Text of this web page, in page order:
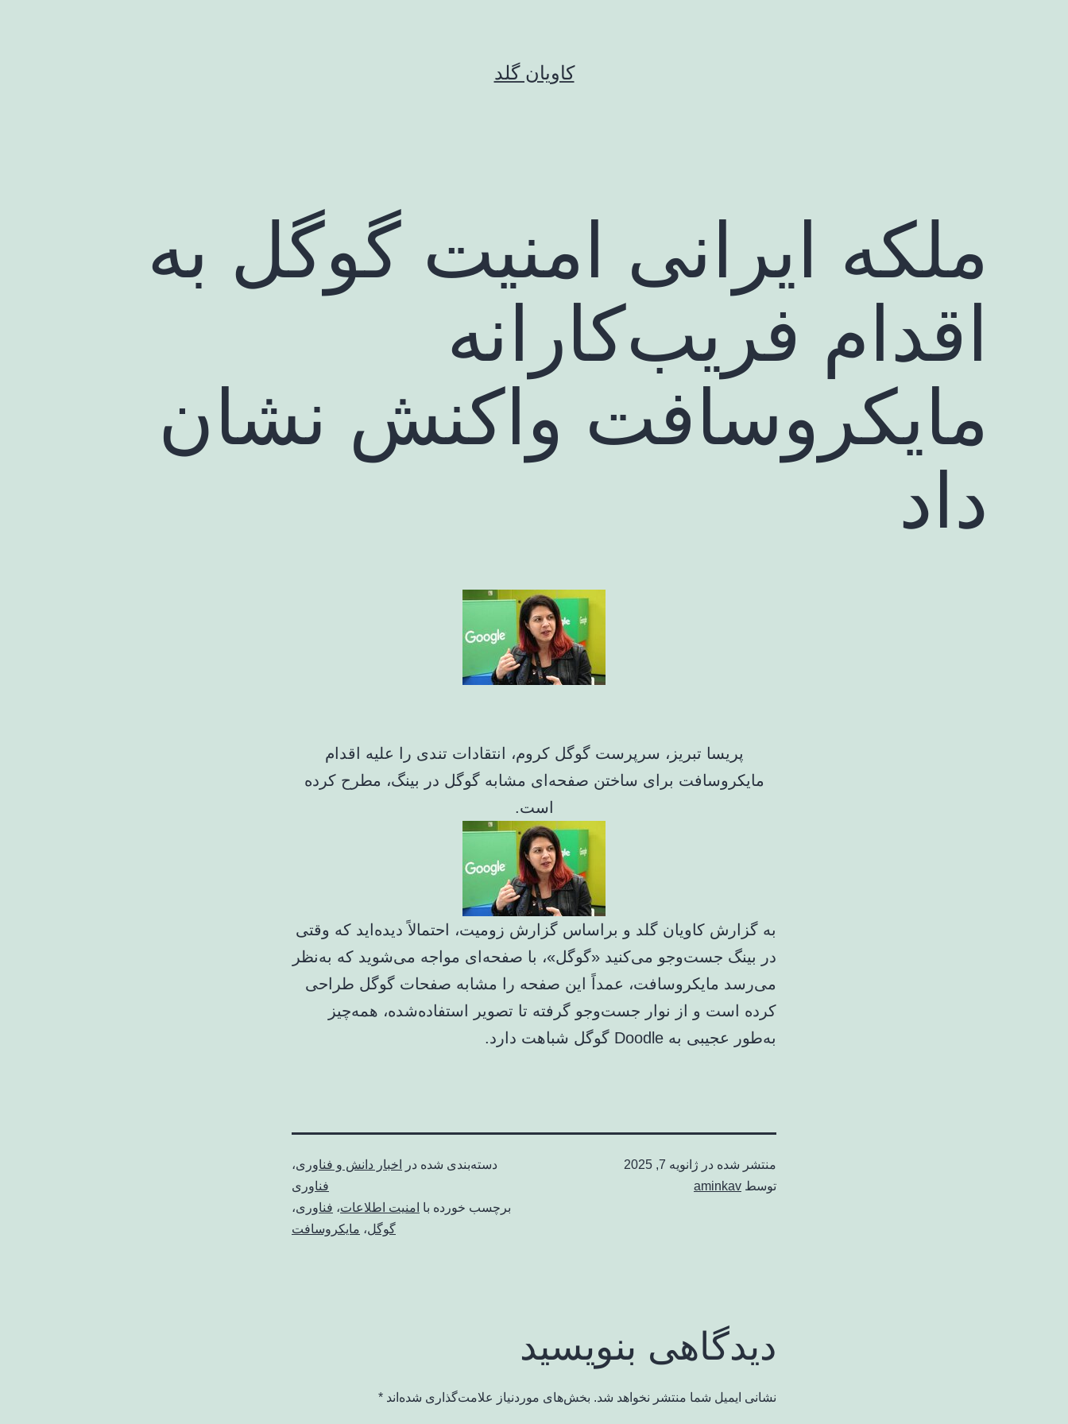
کاویان گلد
ملکه ایرانی امنیت گوگل به
اقدام فریب‌کارانه
مایکروسافت واکنش نشان
داد
پریسا تبریز، سرپرست گوگل کروم، انتقادات تندی را علیه اقدام
مایکروسافت برای ساختن صفحه‌ای مشابه گوگل در بینگ، مطرح کرده
است.
به گزارش کاویان گلد و براساس گزارش زومیت، احتمالاً دیده‌اید که وقتی
در بینگ جست‌وجو می‌کنید «گوگل»، با صفحه‌ای مواجه می‌شوید که به‌نظر
می‌رسد مایکروسافت، عمداً این صفحه را مشابه صفحات گوگل طراحی
کرده است و از نوار جست‌وجو گرفته تا تصویر استفاده‌شده، همه‌چیز
به‌طور عجیبی به Doodle گوگل شباهت دارد.
منتشر شده در ژانویه 7, 2025
توسط aminkav
دسته‌بندی شده در اخبار دانش و فناوری،
فناوری
برچسب خورده با امنیت اطلاعات، فناوری،
گوگل، مایکروسافت
دیدگاهی بنویسید
نشانی ایمیل شما منتشر نخواهد شد. بخش‌های موردنیاز علامت‌گذاری شده‌اند *